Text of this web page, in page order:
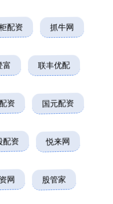
配资 抓牛网
富 联丰优配
资 国元配资
配资 悦来网
网 股管家